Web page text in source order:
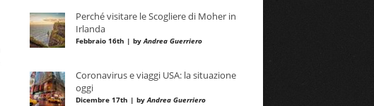
Perché visitare le Scogliere di Moher in
Irlanda
Febbraio 16th | byAndrea Guerriero
Coronavirus e viaggi USA: la situazione
oggi
Dicembre 17th | byAndrea Guerriero